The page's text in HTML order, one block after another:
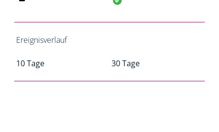
Ereignisverlauf
10 Tage 30 Tage